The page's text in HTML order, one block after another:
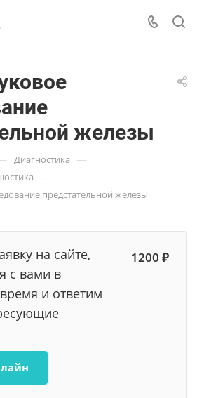
железы
Диагностика —
—
предстательной железы
на сайте,
с вами в
и ответим
1200 ₽